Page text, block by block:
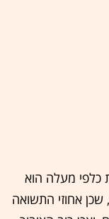
כלפי מעלה הוא
אחוזי התשואה